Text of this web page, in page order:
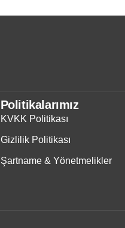
Politikalarımız
KVKK Politikası
Gizlilik Politikası
Şartname & Yönetmelikler